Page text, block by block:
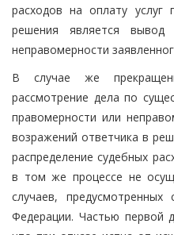
расходов на оплату услуг
решения является
неправомерности
В случае же
рассмотрение дела по
правомерности или
возражений ответчика в
распределение судебных
в том же процессе не
случаев,
Федерации. Частью первой